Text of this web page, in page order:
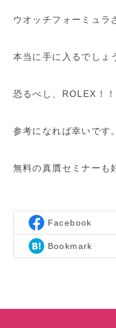
ウオッチフォーミュラ
本当に手に入るでしょ
恐るべし、ROLEX！！
参考になれば幸いです。
無料の真贋セミナーも
Facebook
Bookmark